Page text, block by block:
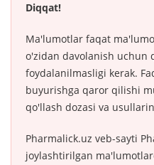
Diqqat!
Ma'lumotlar faqat
o'zidan davolanish uchun
foydalanilmasligi kerak.
buyurishga qaror qilishi
qo'llash dozasi va
Pharmalick.uz veb-sayti
joylashtirilgan